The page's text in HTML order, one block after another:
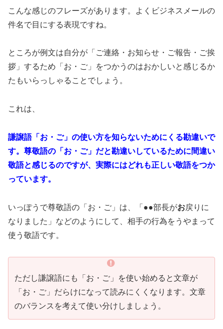
こんな感じのフレーズがあります。よくビジネスメールの
件名で目にする表現ですね。
ところが例文は自分が「ご連絡・お知らせ・ご報告・ご挨
拶」するため「お・ご」をつかうのはおかしいと感じるか
たもいらっしゃることでしょう。
これは、
謙譲語「お・ご」の使い方を知らないためにくる勘違いで
す。尊敬語の「お・ご」だと勘違いしているために間違い
敬語と感じるのですが、実際にはどれも正しい敬語をつか
っています。
いっぽうで尊敬語の「お・ご」は、「●●部長がお戻りに
なりました」などのようにして、相手の行為をうやまって
使う敬語です。
ただし謙譲語にも「お・ご」を使い始めると文章が
「お・ご」だらけになって読みにくくなります。文章
のバランスを考えて使い分けしましょう。